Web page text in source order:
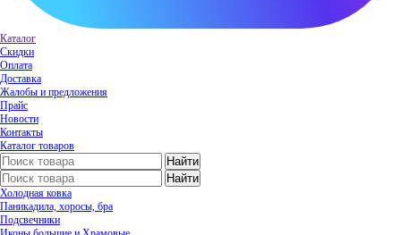
Каталог
Скидки
Оплата
Доставка
Жалобы и предложения
Прайс
Новости
Контакты
Каталог товаров
Холодная ковка
Паникадила, хоросы, бра
Подсвечники